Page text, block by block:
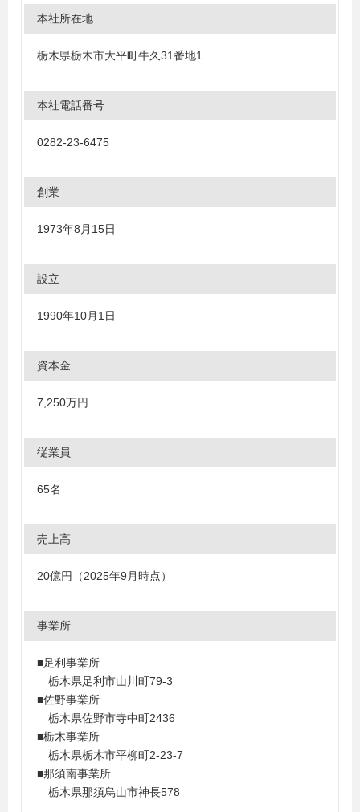
本社所在地
栃木県栃木市大平町牛久31番地1
本社電話番号
0282-23-6475
創業
1973年8月15日
設立
1990年10月1日
資本金
7,250万円
従業員
65名
売上高
20億円（2025年9月時点）
事業所
■足利事業所
栃木県足利市山川町79-3
■佐野事業所
栃木県佐野市寺中町2436
■栃木事業所
栃木県栃木市平柳町2-23-7
■那須南事業所
栃木県那須烏山市神長578